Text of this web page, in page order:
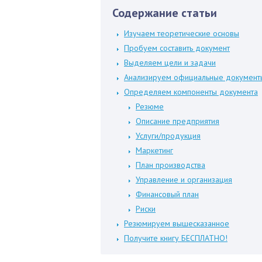
Содержание статьи
Изучаем теоретические основы
Пробуем составить документ
Выделяем цели и задачи
Анализируем официальные
Определяем компоненты документа
Резюме
Описание предприятия
Услуги/продукция
Маркетинг
План производства
Управление и организация
Финансовый план
Риски
Резюмируем вышесказанное
Получите книгу БЕСПЛАТНО!